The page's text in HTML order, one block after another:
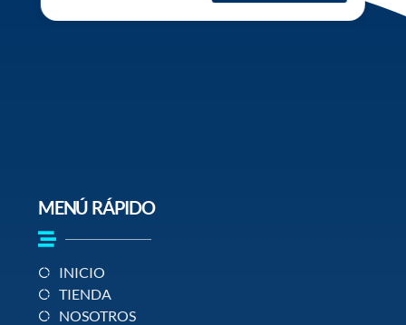
MENÚ RÁPIDO
INICIO
TIENDA
NOSOTROS